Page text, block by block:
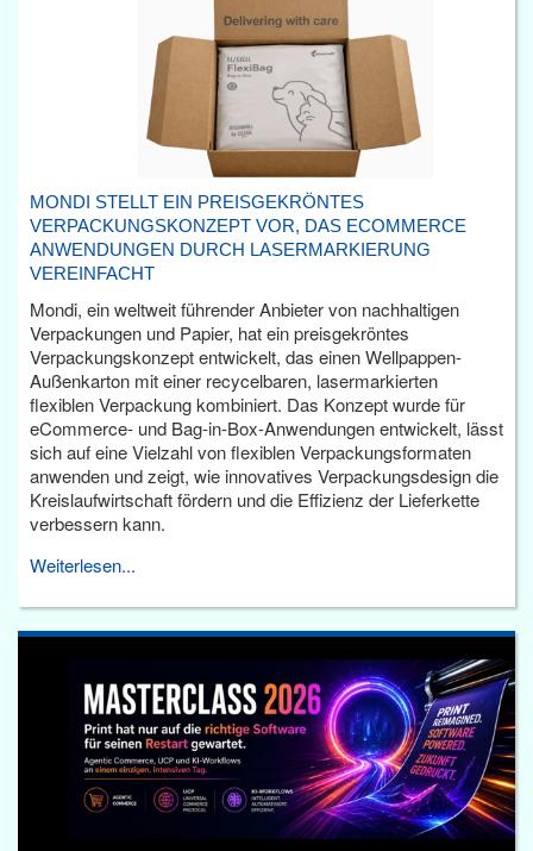
MONDI STELLT EIN PREISGEKRÖNTES
VERPACKUNGSKONZEPT VOR, DAS ECOMMERCE
ANWENDUNGEN DURCH LASERMARKIERUNG
VEREINFACHT
Mondi, ein weltweit führender Anbieter von nachhaltigen
Verpackungen und Papier, hat ein preisgekröntes
Verpackungskonzept entwickelt, das einen Wellpappen-
Außenkarton mit einer recycelbaren, lasermarkierten
flexiblen Verpackung kombiniert. Das Konzept wurde für
eCommerce- und Bag-in-Box-Anwendungen entwickelt, lässt
sich auf eine Vielzahl von flexiblen Verpackungsformaten
anwenden und zeigt, wie innovatives Verpackungsdesign die
Kreislaufwirtschaft fördern und die Effizienz der Lieferkette
verbessern kann.
Weiterlesen...